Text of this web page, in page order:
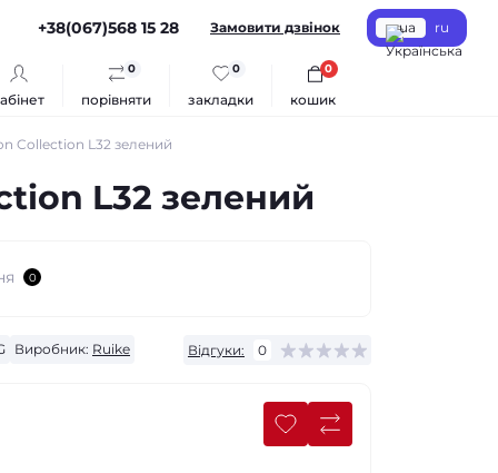
+38(067)568 15 28 Замовити дзвінок ua ru
порівняти
0
закладки
0
кошик
0
Collection L32 зелений
L32 зелений
0
Виробник: Ruike Відгуки: 0